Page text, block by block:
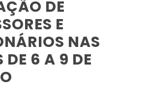
DE
E
NAS
DE 6 A 9 DE